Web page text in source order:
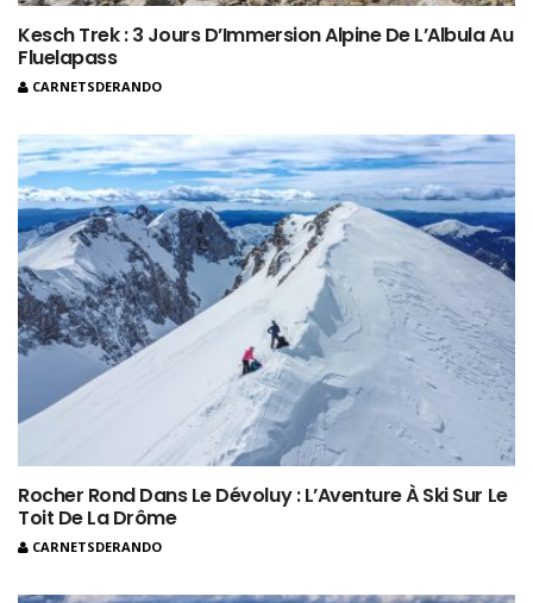
Kesch Trek : 3 Jours D’Immersion Alpine De L’Albula Au
Fluelapass
CARNETSDERANDO
Rocher Rond Dans Le Dévoluy : L’Aventure À Ski Sur Le
Toit De La Drôme
CARNETSDERANDO